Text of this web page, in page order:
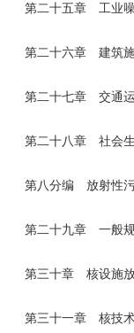
第二十五章 工业
第二十六章 建筑
第二十七章 交通
第二十八章 社会
第八分编 放射性
第二十九章 一般
第三十章 核设施
第三十一章 核技